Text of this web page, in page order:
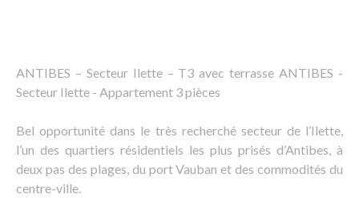
ANTIBES – Secteur Ilette – T3 avec terrasse ANTIBES -
Secteur Ilette - Appartement 3 pièces
Bel opportunité dans le très recherché secteur de l’Ilette,
l’un des quartiers résidentiels les plus prisés d’Antibes, à
deux pas des plages, du port Vauban et des commodités du
centre-ville.